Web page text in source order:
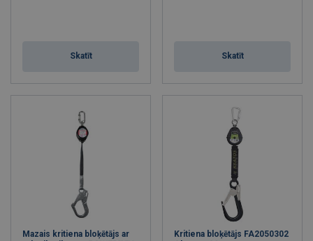
Skatīt Skatīt
Mazais kritiena bloķētājs ar
Kritiena bloķētājs FA2050302